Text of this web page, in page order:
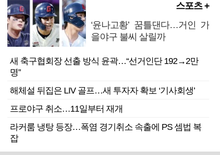
스포츠 +
‘윤나고황’ 꿈틀댄다…거인 가
을야구 불씨 살릴까
새 축구협회장 선출 방식 윤곽…“선거인단 192→2만
명”
해체설 뒤집은 LIV 골프…새 투자자 확보 ‘기사회생’
프로야구 취소…11일부터 재개
라커룸 냉탕 등장…폭염 경기취소 속출에 PS 셈법 복
잡